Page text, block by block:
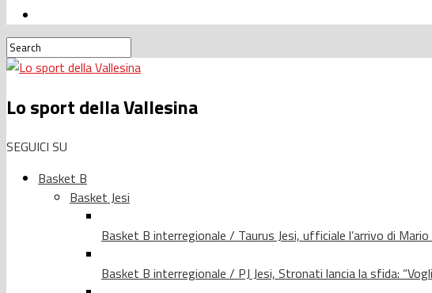
Lo sport della Vallesina
SEGUICI SU
Basket B
Basket Jesi
Basket B interregionale / Taurus Jesi, ufficiale l’arrivo di
Basket B interregionale / PJ Jesi, Stronati lancia la sfida: